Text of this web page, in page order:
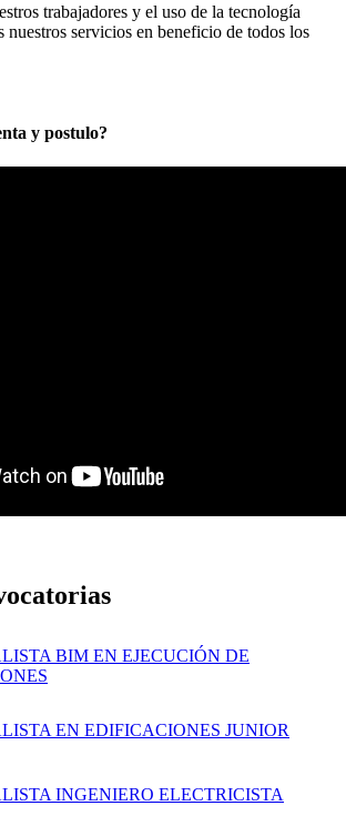
trabajadores y el uso de la tecnología
nuestros servicios en beneficio de todos los
y postulo?
BIM EN EJECUCIÓN DE
EN EDIFICACIONES JUNIOR
INGENIERO ELECTRICISTA